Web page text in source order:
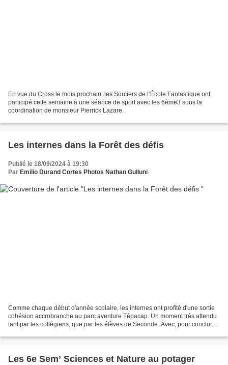
En vue du Cross le mois prochain, les Sorciers de l’École Fantastique ont
participé cette semaine à une séance de sport avec les 6ème3 sous la
coordination de monsieur Pierrick Lazare.
Les internes dans la Forêt des défis
Publié le 18/09/2024 à 19:30
Par Emilio Durand Cortes Photos Nathan Gulluni
Comme chaque début d'année scolaire, les internes ont profité d'une sortie
cohésion accrobranche au parc aventure Tépacap. Un moment très attendu
tant par les collégiens, que par les élèves de Seconde. Avec, pour conclure
Les 6e Sem’ Sciences et Nature au potager